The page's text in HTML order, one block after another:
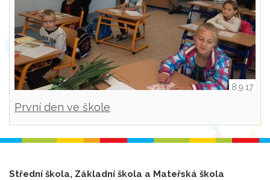
8.9.17
První den ve škole
Střední škola, Základní škola a Mateřská škola